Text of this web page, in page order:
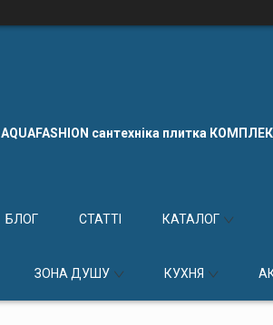
AQUAFASHION сантехніка плитка
БЛОГ СТАТТІ КАТАЛОГ
ЗОНА ДУШУ КУХНЯ